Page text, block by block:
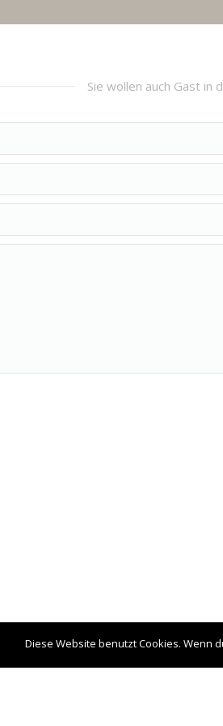
Sie wollen auch Gast in
www.kobugger.at
Diese Website benutzt Cookies. Wenn